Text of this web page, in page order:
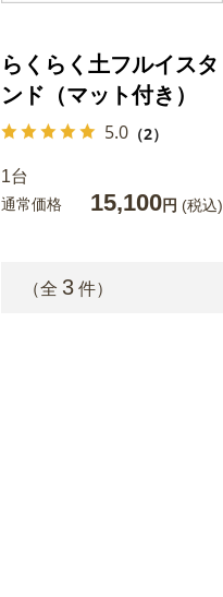
らくらく土フルイスタ
ンド（マット付き）
5.0 （2）
1台
通常価格 15,100円 (税込)
（全 3 件）